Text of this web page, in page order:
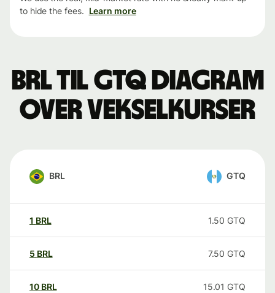
to hide the fees. Learn more
BRL til GTQ Diagram
over vekselkurser
BRL GTQ
1 BRL 1.50 GTQ
5 BRL 7.50 GTQ
10 BRL 15.01 GTQ